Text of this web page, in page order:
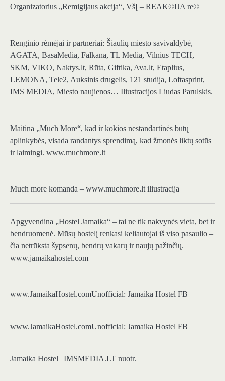
Organizatorius „Remigijaus akcija“, VšĮ – REAK©IJA re©
Renginio rėmėjai ir partneriai: Šiaulių miesto savivaldybė,
AGATA, BasaMedia, Falkana, TL Media, Vilnius TECH,
SKM, VIKO, Naktys.lt, Rūta, Giftika, Ava.lt, Etaplius,
LEMONA, Tele2, Auksinis drugelis, 121 studija, Loftasprint,
IMS MEDIA, Miesto naujienos… Iliustracijos Liudas Parulskis.
Maitina „Much More“, kad ir kokios nestandartinės būtų
aplinkybės, visada randantys sprendimą, kad žmonės liktų sotūs
ir laimingi. www.muchmore.lt
Much more komanda – www.muchmore.lt iliustracija
Apgyvendina „Hostel Jamaika“ – tai ne tik nakvynės vieta, bet ir
bendruomenė. Mūsų hostelį renkasi keliautojai iš viso pasaulio –
čia netrūksta šypsenų, bendrų vakarų ir naujų pažinčių.
www.jamaikahostel.com
www.JamaikaHostel.comUnofficial: Jamaika Hostel FB
www.JamaikaHostel.comUnofficial: Jamaika Hostel FB
Jamaika Hostel | IMSMEDIA.LT nuotr.